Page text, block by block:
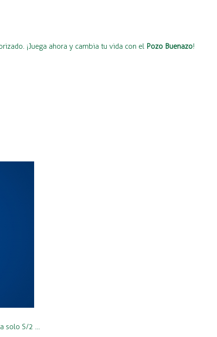
¡Juega ahora y cambia tu vida con el Pozo Buenazo!
solo S/2 …